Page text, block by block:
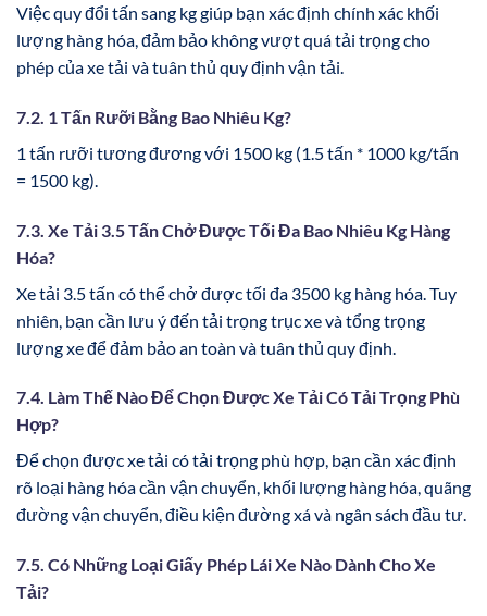
Việc quy đổi tấn sang kg giúp bạn xác định chính xác khối
lượng hàng hóa, đảm bảo không vượt quá tải trọng cho
phép của xe tải và tuân thủ quy định vận tải.
7.2. 1 Tấn Rưỡi Bằng Bao Nhiêu Kg?
1 tấn rưỡi tương đương với 1500 kg (1.5 tấn * 1000 kg/tấn
= 1500 kg).
7.3. Xe Tải 3.5 Tấn Chở Được Tối Đa Bao Nhiêu Kg Hàng
Hóa?
Xe tải 3.5 tấn có thể chở được tối đa 3500 kg hàng hóa. Tuy
nhiên, bạn cần lưu ý đến tải trọng trục xe và tổng trọng
lượng xe để đảm bảo an toàn và tuân thủ quy định.
7.4. Làm Thế Nào Để Chọn Được Xe Tải Có Tải Trọng Phù
Hợp?
Để chọn được xe tải có tải trọng phù hợp, bạn cần xác định
rõ loại hàng hóa cần vận chuyển, khối lượng hàng hóa, quãng
đường vận chuyển, điều kiện đường xá và ngân sách đầu tư.
7.5. Có Những Loại Giấy Phép Lái Xe Nào Dành Cho Xe
Tải?